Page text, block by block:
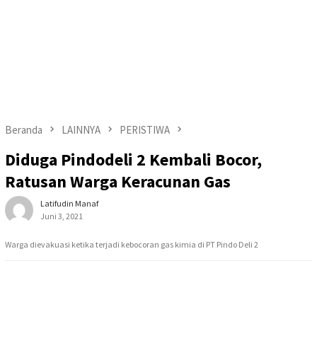
Beranda LAINNYA PERISTIWA
Diduga Pindodeli 2 Kembali Bocor,
Ratusan Warga Keracunan Gas
Latifudin Manaf
Juni 3, 2021
Warga dievakuasi ketika terjadi kebocoran gas kimia di PT Pindo Deli 2